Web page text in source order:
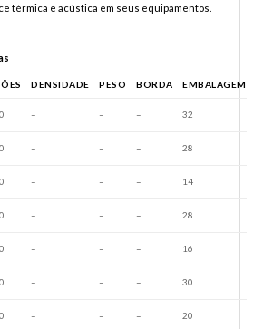
térmica e acústica em seus equipamentos.
DENSIDADE PESO BORDA EMBALAGEM
– – – 32
– – – 28
– – – 14
– – – 28
– – – 16
– – – 30
– – – 20